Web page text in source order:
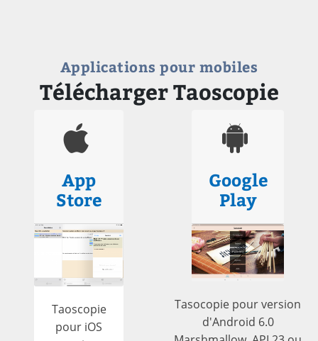
Applications pour mobiles
Télécharger Taoscopie
App
Store
Taoscopie
pour iOS
Google
Play
Tasocopie pour version
d'Android 6.0